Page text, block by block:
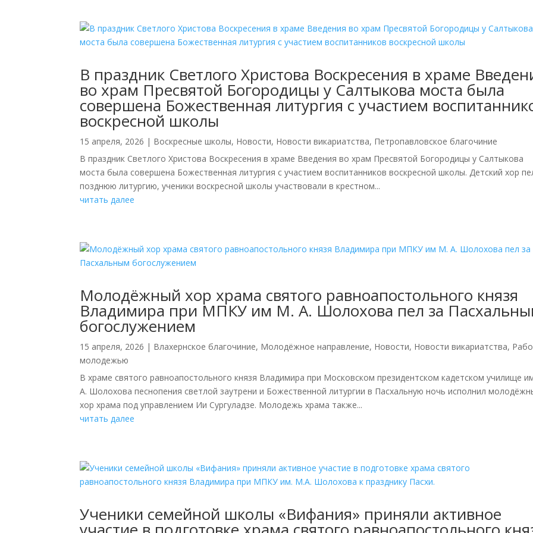
В праздник Светлого Христова Воскресения в храме
во храм Пресвятой Богородицы у Салтыкова моста была
совершена Божественная литургия с участием
воскресной школы
15 апреля, 2026 | Воскресные школы, Новости, Новости викариатства, Петропавловское благочиние
В праздник Светлого Христова Воскресения в храме Введения во храм Пресвятой Богородицы у Салтыкова
моста была совершена Божественная литургия с участием воспитанников воскресной школы. Детский хор
позднюю литургию, ученики воскресной школы участвовали в крестном...
читать далее
Молодёжный хор храма святого равноапостольного князя
Владимира при МПКУ им М. А. Шолохова пел за
богослужением
15 апреля, 2026 | Влахернское благочиние, Молодёжное направление, Новости, Новости викариатства,
молодежью
В храме святого равноапостольного князя Владимира при Московском президентском кадетском училище
А. Шолохова песнопения светлой заутрени и Божественной литургии в Пасхальную ночь исполнил
хор храма под управлением Ии Сургуладзе. Молодежь храма также...
читать далее
Ученики семейной школы «Вифания» приняли активное